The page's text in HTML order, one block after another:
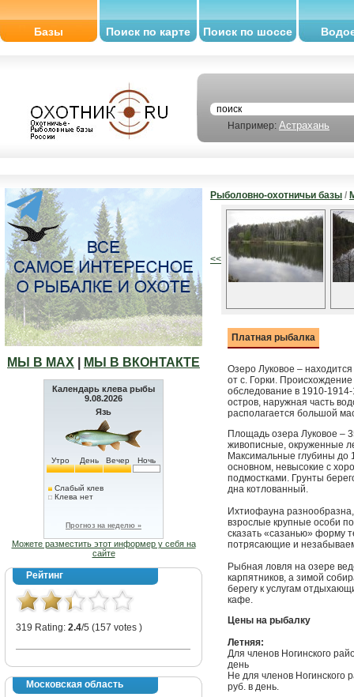
Базы Поиск по карте Поиск по шоссе
Например: Астрахань
МЫ В МАХ МЫ В ВКОНТАКТЕ
Календарь клева рыбы
9.08.2026
Язь
Утро День Вечер Ночь
Слабый клев
Клева нет
Прогноз на неделю »
Можете разместить этот информер у себя на
сайте
Рейтинг
319 Rating: 2.4/5 (157 votes )
Московская область
Рыболовно-охотничьи базы /
<<
Платная рыбалка
Озеро Луковое –
от с. Горки.
обследование в 1910-
остров, наружная часть
располагается большой
Площадь озера Луковое –
живописные, окруженные
Максимальные глубины до
основном, невысокие с
подмостками. Грунты
дна котлованный.
Ихтиофауна
взрослые крупные особи
сказать «сазанью» форму
потрясающие и
Рыбная ловля на озере
карпятников, а зимой
берегу к услугам
кафе.
Цены на рыбалку
Летняя:
Для членов Ногинского
день
Не для членов Ногинского
руб. в день.